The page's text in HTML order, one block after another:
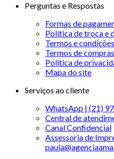
Perguntas e Respostas
Formas de
Política de troca e
Termos e
Termos de
Politica de
Mapa do site
Serviços ao cliente
WhatsApp | (21)
Central de
Canal Confidencial
Assessoria de